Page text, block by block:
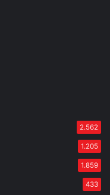
2.562
1.205
1.859
433